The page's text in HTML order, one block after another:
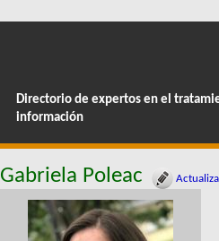
Directorio de expertos en el
información
Gabriela Poleac